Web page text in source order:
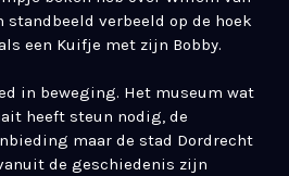
verbeeld op de hoek
een Kuifje met zijn Bobby.
in beweging. Het museum wat
heeft steun nodig, de
maar de stad Dordrecht
de geschiedenis zijn